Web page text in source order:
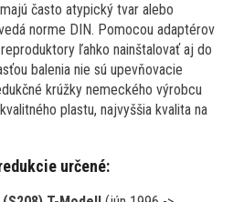
často atypický tvar alebo
norme DIN. Pomocou adaptérov
ľahko nainštalovať aj do
balenia nie sú upevňovacie
krúžky nemeckého výrobcu
plastu, najvyššia kvalita na
určené: